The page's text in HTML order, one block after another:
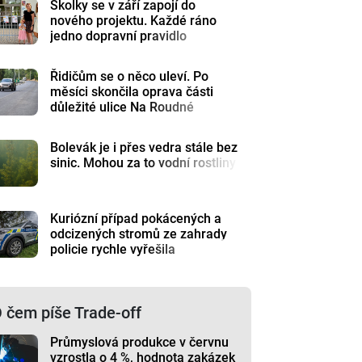
Školky se v září zapojí do
nového projektu. Každé ráno
jedno dopravní pravidlo
Řidičům se o něco uleví. Po
měsíci skončila oprava části
důležité ulice Na Roudné
Bolevák je i přes vedra stále bez
sinic. Mohou za to vodní rostliny
Kuriózní případ pokácených a
odcizených stromů ze zahrady
policie rychle vyřešila
čem píše Trade-off
Průmyslová produkce v červnu
vzrostla o 4 %, hodnota zakázek